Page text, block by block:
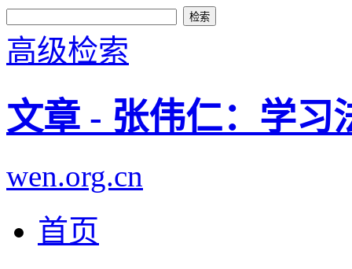
高级检索
文章 - 张伟仁：学习
wen.org.cn
首页